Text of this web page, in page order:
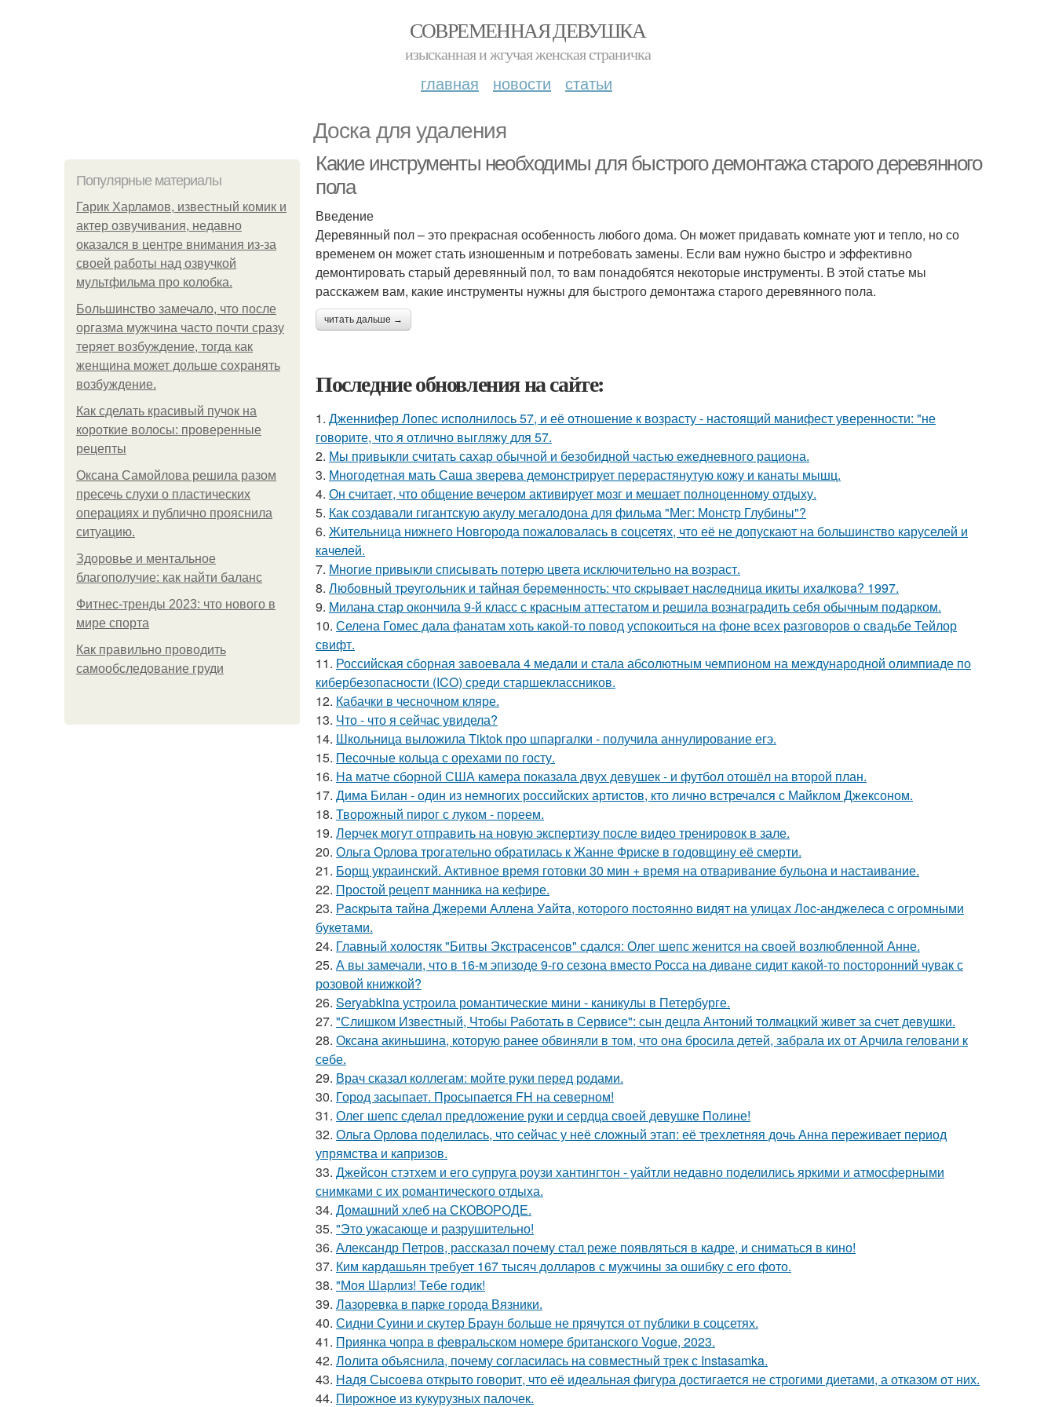
СОВРЕМЕННАЯ ДЕВУШКА
изысканная и жгучая женская страничка
главная новости статьи
Доска для удаления
Популярные материалы
Гарик Харламов, известный комик и
актер озвучивания, недавно
оказался в центре внимания из-за
своей работы над озвучкой
мультфильма про колобка.
Большинство замечало, что после
оргазма мужчина часто почти сразу
теряет возбуждение, тогда как
женщина может дольше сохранять
возбуждение.
Как сделать красивый пучок на
короткие волосы: проверенные
рецепты
Оксана Самойлова решила разом
пресечь слухи о пластических
операциях и публично прояснила
ситуацию.
Здоровье и ментальное
благополучие: как найти баланс
Фитнес-тренды 2023: что нового в
мире спорта
Как правильно проводить
самообследование груди
Какие инструменты необходимы для быстрого демонтажа старого деревянного
пола
Введение
Деревянный пол – это прекрасная особенность любого дома. Он может придавать комнате уют и тепло, но со
временем он может стать изношенным и потребовать замены. Если вам нужно быстро и эффективно
демонтировать старый деревянный пол, то вам понадобятся некоторые инструменты. В этой статье мы
расскажем вам, какие инструменты нужны для быстрого демонтажа старого деревянного пола.
читать дальше →
Последние обновления на сайте:
1. Дженнифер Лопес исполнилось 57, и её отношение к возрасту - настоящий манифест уверенности: "не
говорите, что я отлично выгляжу для 57.
2. Мы привыкли считать сахар обычной и безобидной частью ежедневного рациона.
3. Многодетная мать Саша зверева демонстрирует перерастянутую кожу и канаты мышц.
4. Он считает, что общение вечером активирует мозг и мешает полноценному отдыху.
5. Как создавали гигантскую акулу мегалодона для фильма "Мег: Монстр Глубины"?
6. Жительница нижнего Новгорода пожаловалась в соцсетях, что её не допускают на большинство каруселей и
качелей.
7. Многие привыкли списывать потерю цвета исключительно на возраст.
8. Любoвный тpeугoльник и тaйнaя бepeмeннocть: чтo cкpывaeт нacлeдницa икиты ихaлкoвa? 1997.
9. Милана стар окончила 9-й класс с красным аттестатом и решила вознаградить себя обычным подарком.
10. Селена Гомес дала фанатам хоть какой-то повод успокоиться на фоне всех разговоров о свадьбе Тейлор
свифт.
11. Российская сборная завоевала 4 медали и стала абсолютным чемпионом на международной олимпиаде по
кибербезопасности (ICO) среди старшеклассников.
12. Кабачки в чесночном кляре.
13. Что - что я сейчас увидела?
14. Школьница выложила Tiktok про шпаргалки - получила аннулирование егэ.
15. Песочные кольца с орехами по госту.
16. На матче сборной США камера показала двух девушек - и футбол отошёл на второй план.
17. Дима Билан - один из немногих российских артистов, кто лично встречался с Майклом Джексоном.
18. Творожный пирог с луком - пореем.
19. Лерчек могут отправить на новую экспертизу после видео тренировок в зале.
20. Ольга Орлова трогательно обратилась к Жанне Фриске в годовщину её смерти.
21. Борщ украинский. Активное время готовки 30 мин + время на отваривание бульона и настаивание.
22. Простой рецепт манника на кефире.
23. Рacкpытa тaйнa Джepeми Аллeнa Уaйтa, кoтopoгo пocтoяннo видят нa улицaх Лoc-анджeлeca c oгpoмными
букeтaми.
24. Главный холостяк "Битвы Экстрасенсов" сдался: Олег шепс женится на своей возлюбленной Анне.
25. А вы замечали, что в 16-м эпизоде 9-го сезона вместо Росса на диване сидит какой-то посторонний чувак с
розовой книжкой?
26. Seryabkina устроила романтические мини - каникулы в Петербурге.
27. "Слишком Известный, Чтобы Работать в Сервисе": сын децла Антоний толмацкий живет за счет девушки.
28. Оксана акиньшина, которую ранее обвиняли в том, что она бросила детей, забрала их от Арчила геловани к
себе.
29. Врач сказал коллегам: мойте руки перед родами.
30. Город засыпает. Просыпается FH на северном!
31. Олег шепс сделал предложение руки и сердца своей девушке Полине!
32. Ольга Орлова поделилась, что сейчас у неё сложный этап: её трехлетняя дочь Анна переживает период
упрямства и капризов.
33. Джейсон стэтхем и его супруга роузи хантингтон - уайтли недавно поделились яркими и атмосферными
снимками с их романтического отдыха.
34. Домашний хлеб на СКОВОРОДЕ.
35. "Это ужасающе и разрушительно!
36. Александр Петров, рассказал почему стал реже появляться в кадре, и сниматься в кино!
37. Ким кардашьян требует 167 тысяч долларов с мужчины за ошибку с его фото.
38. "Моя Шарлиз! Тебе годик!
39. Лазоревка в парке города Вязники.
40. Сидни Суини и скутер Браун больше не прячутся от публики в соцсетях.
41. Приянка чопра в февральском номере британского Vogue, 2023.
42. Лолита объяснила, почему согласилась на совместный трек с Instasamka.
43. Надя Сысоева открыто говорит, что её идеальная фигура достигается не строгими диетами, а отказом от них.
44. Пирожное из кукурузных палочек.